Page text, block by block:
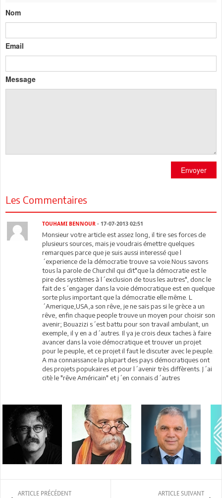
Nom
Email
Message
Envoyer
Les Commentaires
TOUHAMI BENNOUR - 17-07-2013 02:51
Monsieur votre article est assez long, il tire ses forces de
plusieurs sources, mais je voudrais émettre quelques
remarques parce que je suis aussi interessé que l
´experience de la démocratie trouve sa voie.Nous savons
tous la parole de Churchil qui dit"que la démocratie est le
pire des systèmes à l´exclusion de tous les autres", donc le
fait de s´engager dans la voie démocratique est en quelque
sorte plus important que la démocratie elle même. L
´Amerique,USA,a son rêve, je ne sais pas si le grèce a un
rêve, enfin chaque people trouve un moyen pour choisir son
avenir; Bouazizi s´est battu pour son travail ambulant, un
exemple, il y en a d´autres. Il ya je crois deux taches à faire
avancer dans la voie démocratique et trouver un projet
pour le peuple, et ce projet il faut le discuter avec le peuple.
A ma connaissance la plupart des pays démocratiques ont
des projets popukaires et pour l´avenir très diffèrents. J´ai
citè le "rêve Américain" et j´en connais d´autres
ARTICLE PRÉCÉDENT ARTICLE SUIVANT